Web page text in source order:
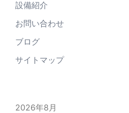
設備紹介
お問い合わせ
ブログ
サイトマップ
2026年8月